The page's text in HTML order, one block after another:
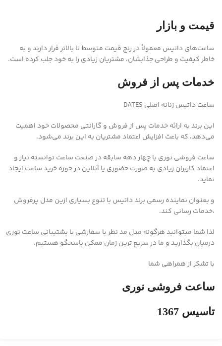
قیمت و بازار
ساعت‌های داتیس معمولاً در رنج قیمت متوسط تا بالاتر قرار دارند و به
خاطر کیفیت و طراحی جذابشان، مشتریان زیادی را به خود جلب کرده‌ است.
خدمات پس از فروش
ساعت داتیس زنانه اصلی DATES
این برند به ارائه خدمات پس از فروش و گارانتی محصولات خود اهمیت
می‌دهد، که باعث افزایش اعتماد مشتریان به این برند می‌شود.
ساعت فروشی نوری با چهار دهه سابقه در صنعت ساعت توانسته نیاز و
اعتماد کاربران زیادی به صورت حضوری یا آنلاین در حوزه خرید ساعت ایجاد
نماید.
و بعنوان نماینده رسمی برند داتیس با تنوع بسیاری ازین مدل پرفروش
،خدمات رسانی کند.
لذا شما میتوانید هرگونه مدل مد نظر یا سفارشی با پشتیبانی ساعت نوری
درمیان بگذارید و ما در سریع ترین زمان ممکن پاسخگو هستیم.
با تشکر از همراهی شما
ساعت فروشی نوری
تاسیس 1367